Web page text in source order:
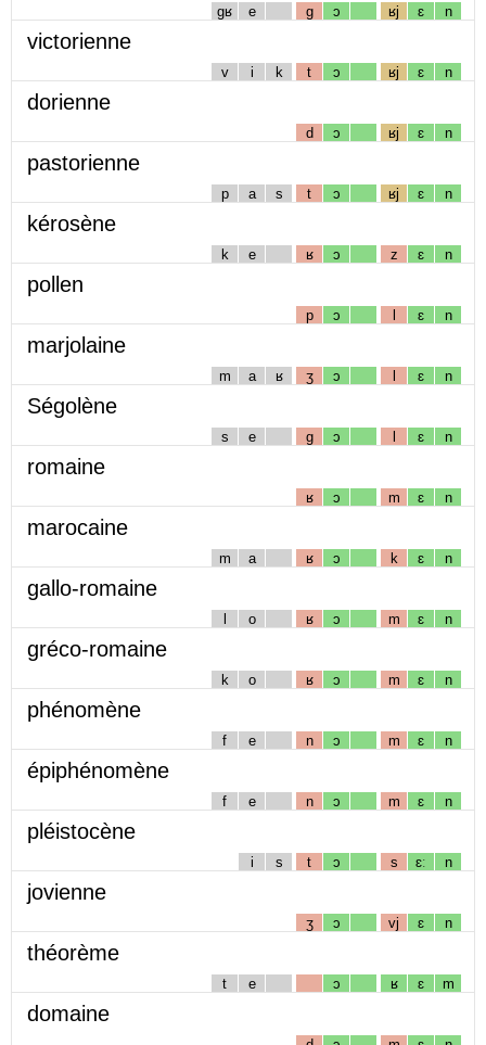
gʁ e g ɔ ʁj ɛ n
victorienne
v i k t ɔ ʁj ɛ n
dorienne
d ɔ ʁj ɛ n
pastorienne
p a s t ɔ ʁj ɛ n
kérosène
k e ʁ ɔ z ɛ n
pollen
p ɔ l ɛ n
marjolaine
m a ʁ ʒ ɔ l ɛ n
Ségolène
s e g ɔ l ɛ n
romaine
ʁ ɔ m ɛ n
marocaine
m a ʁ ɔ k ɛ n
gallo-romaine
l o ʁ ɔ m ɛ n
gréco-romaine
k o ʁ ɔ m ɛ n
phénomène
f e n ɔ m ɛ n
épiphénomène
f e n ɔ m ɛ n
pléistocène
i s t ɔ s ɛː n
jovienne
ʒ ɔ vj ɛ n
théorème
t e ɔ ʁ ɛ m
domaine